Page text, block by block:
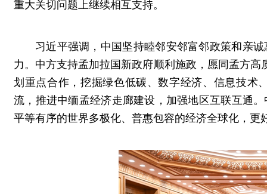
重大关切问题上继续相互支持。
习近平强调，中国坚持睦邻安邻富邻政策和亲
力。中方支持孟加拉国新政府顺利施政，愿同孟方
划重点合作，挖掘绿色低碳、数字经济、信息技术
流，推进中缅孟经济走廊建设，加强地区互联互通
平等有序的世界多极化、普惠包容的经济全球化，